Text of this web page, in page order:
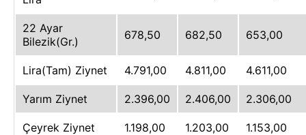
22 Ayar
Bilezik(Gr.)
678,50 682,50 653,00
Lira(Tam) Ziynet 4.791,00 4.811,00 4.611,00
Yarım Ziynet 2.396,00 2.406,00 2.306,00
Çeyrek Ziynet 1.198,00 1.203,00 1.153,00